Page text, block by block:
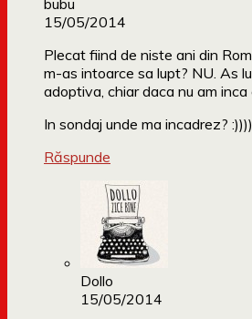
bubu
15/05/2014
Plecat fiind de niste ani din
m-as intoarce sa lupt? NU. As
adoptiva, chiar daca nu am
In sondaj unde ma incadrez?
Răspunde
Dollo
15/05/2014